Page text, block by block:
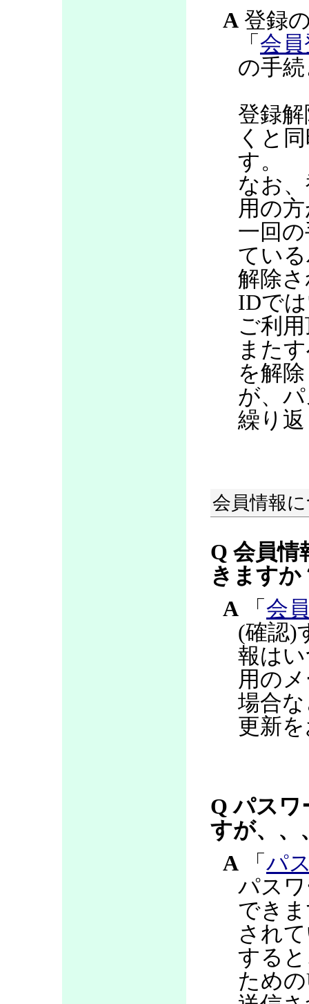
A 登録
「 会
の手
登録
くと
す。
なお
用の
一回
てい
解除
IDで
ご利
また
を解
が、
繰り
会員情報
Q 会員情
きますか
A 「 会
(確認)
報は
用の
場合
更新
Q パスワ
すが、、
A 「 パ
パス
でき
され
する
ため